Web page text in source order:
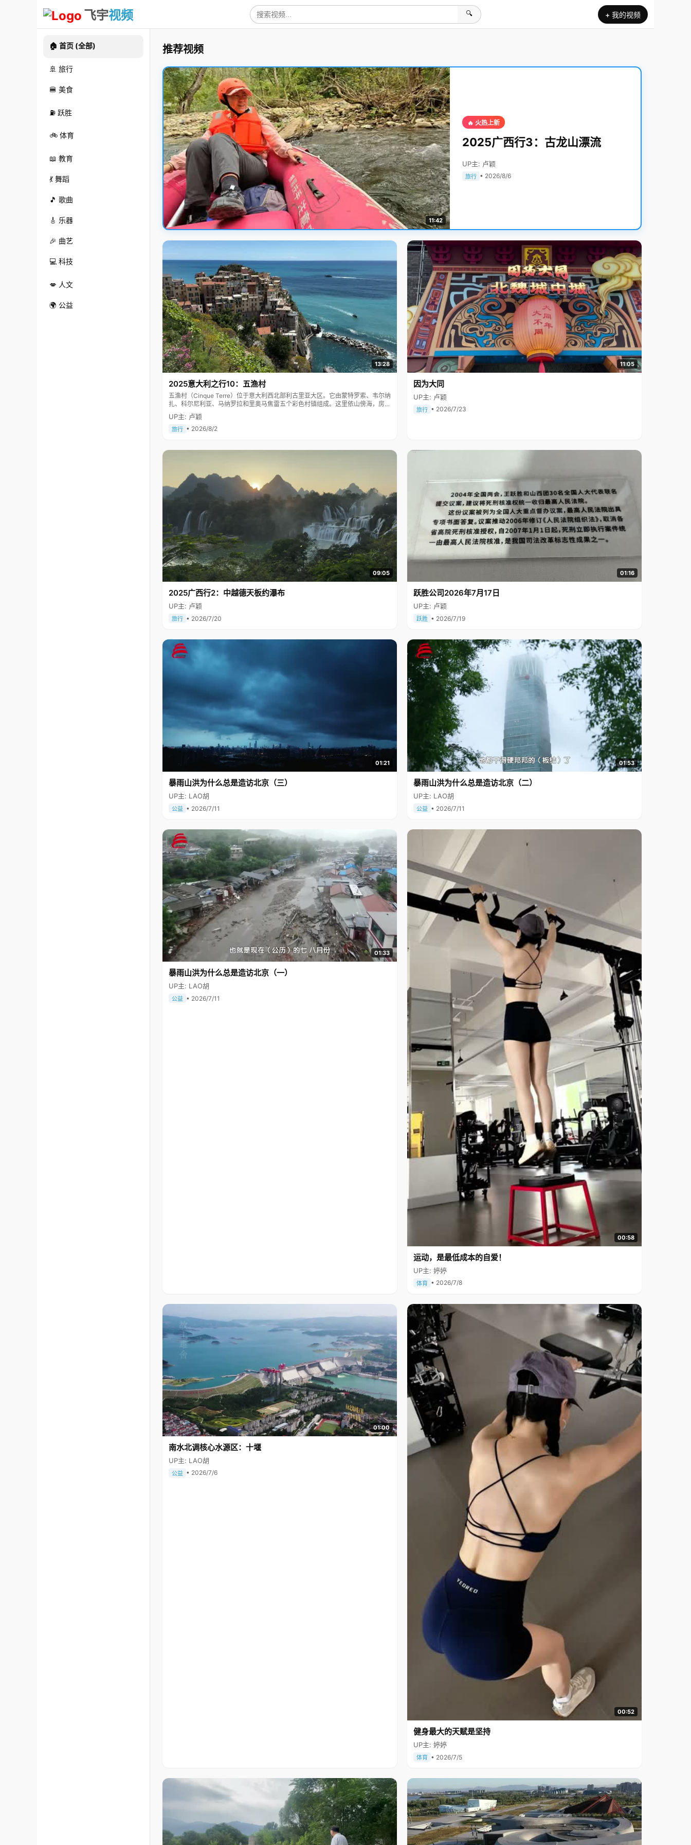
飞宇视频 🔍 + 我的视频
🏠 首页 (全部)
🚢 旅行
🍔 美食
⛽ 跃胜
🚲 体育
📖 教育
💃 舞蹈
🎵 歌曲
🎸 乐器
🎉 曲艺
💻 科技
💋 人文
🌍 公益
推荐视频
11:42
🔥 火热上新
2025广西行3：古龙山漂流
UP主: 卢颖
旅行 • 2026/8/6
13:28
2025意大利之行10：五渔村
五渔村（Cinque Terre）位于意大利西北部利古里亚大区。它由蒙特罗索、韦尔纳
扎、科尔尼利亚、马纳罗拉和里奥马焦雷五个彩色村镇组成。这里依山傍海，房屋
色彩斑斓，1997年被列为世界文化遗产。
UP主: 卢颖
旅行 • 2026/8/2
11:05
因为大同
UP主: 卢颖
旅行 • 2026/7/23
09:05
2025广西行2：中越德天板约瀑布
UP主: 卢颖
旅行 • 2026/7/20
01:16
跃胜公司2026年7月17日
UP主: 卢颖
跃胜 • 2026/7/19
01:21
暴雨山洪为什么总是造访北京（三）
UP主: LAO胡
公益 • 2026/7/11
01:53
暴雨山洪为什么总是造访北京（二）
UP主: LAO胡
公益 • 2026/7/11
01:33
暴雨山洪为什么总是造访北京（一）
UP主: LAO胡
公益 • 2026/7/11
00:58
运动，是最低成本的自爱！
UP主: 婷婷
体育 • 2026/7/8
01:00
南水北调核心水源区：十堰
UP主: LAO胡
公益 • 2026/7/6
00:52
健身最大的天赋是坚持
UP主: 婷婷
体育 • 2026/7/5